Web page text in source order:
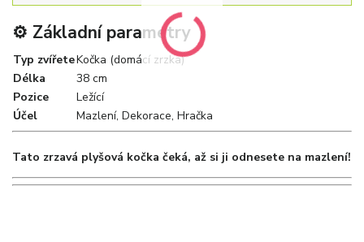
⚙️ Základní parametry
Typ zvířeteKočka (domácí zrzka)
Délka
38 cm
Pozice
Ležící
Účel
Mazlení, Dekorace, Hračka
Tato zrzavá plyšová kočka čeká, až si ji odnesete na mazlení!